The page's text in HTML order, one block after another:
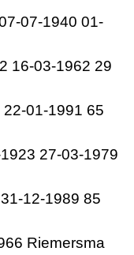
07-1940 01-
16-03-1962 29
01-1991 65
27-03-1979
12-1989 85
Riemersma